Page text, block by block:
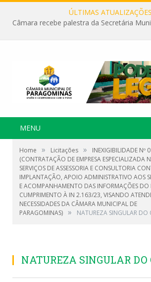
ÚLTIMAS
MENU
Home » Licitações »
INEXIGIBILIDADE Nº
(CONTRATAÇÃO DE EMPRESA ESPECIALIZADA
SERVIÇOS DE ASSESSORIA E CONSULTORIA
IMPLANTAÇÃO, APOIO ADMINISTRATIVO AOS
E ACOMPANHAMENTO DAS INFORMAÇÕES DO
CUMPRIMENTO À IN 2.163/23, VISANDO
NECESSIDADES DA CÂMARA MUNICIPAL DE
PARAGOMINAS) » NATUREZA SINGULAR DO
NATUREZA SINGULAR DO